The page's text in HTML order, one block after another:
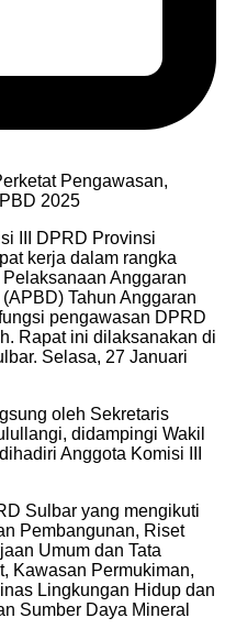
III DPRD Provinsi
kerja dalam rangka
Anggaran
Tahun Anggaran
pengawasan DPRD
Rapat ini dilaksanakan di
Selasa, 27 Januari
oleh Sekretaris
didampingi Wakil
Anggota Komisi III
Sulbar yang mengikuti
Pembangunan, Riset
Umum dan Tata
Kawasan Permukiman,
Lingkungan Hidup dan
Sumber Daya Mineral